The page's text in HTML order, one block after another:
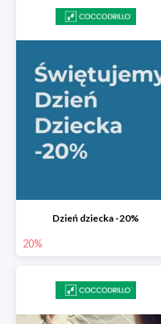
Dzień dziecka -20%
20%